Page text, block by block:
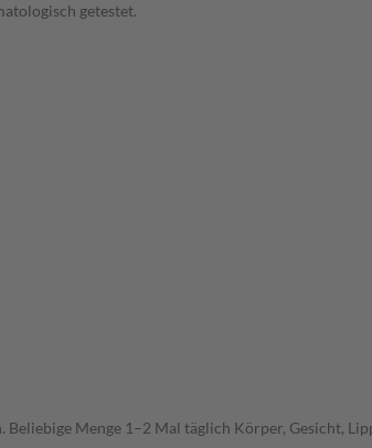
getestet.
Menge 1–2 Mal täglich Körper, Gesicht,